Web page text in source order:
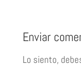
Enviar
Lo siento,